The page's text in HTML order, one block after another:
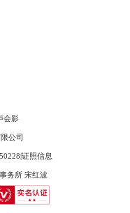
会影
公司
|证照信息
务所 宋红波